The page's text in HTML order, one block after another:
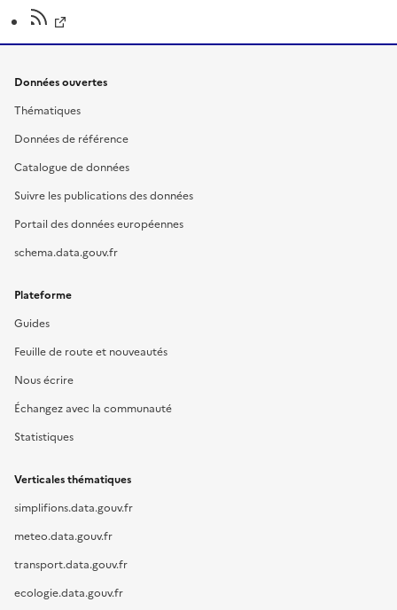
Données ouvertes
Thématiques
Données de référence
Catalogue de données
Suivre les publications des données
Portail des données européennes
schema.data.gouv.fr
Plateforme
Guides
Feuille de route et nouveautés
Nous écrire
Échangez avec la communauté
Statistiques
Verticales thématiques
simplifions.data.gouv.fr
meteo.data.gouv.fr
transport.data.gouv.fr
ecologie.data.gouv.fr